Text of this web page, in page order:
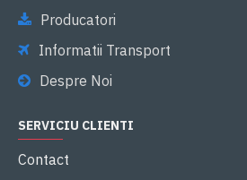
Producatori
Informatii Transport
Despre Noi
SERVICIU CLIENTI
Contact